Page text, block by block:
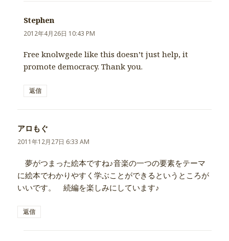
Stephen
り:
2012年4月26日 10:43 PM
Free knolwgede like this doesn’t just help, it
promote democracy. Thank you.
返信
アロもぐ
り:
2011年12月27日 6:33 AM
夢がつまった絵本ですね♪音楽の一つの要素をテーマ
に絵本でわかりやすく学ぶことができるというところが
いいです。 続編を楽しみにしています♪
返信